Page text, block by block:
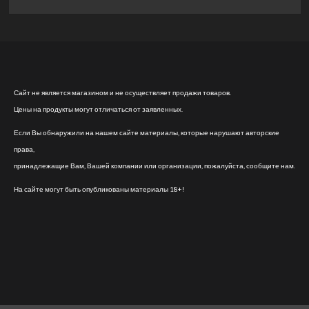
Сайт не является магазином и не осуществляет продажи товаров.
Цены на продукты могут отличаться от заявленных.
Если Вы обнаружили на нашем сайте материалы, которые нарушают авторские
права,
принадлежащие Вам, Вашей компании или организации, пожалуйста, сообщите нам.
На сайте могут быть опубликованы материалы 18+!